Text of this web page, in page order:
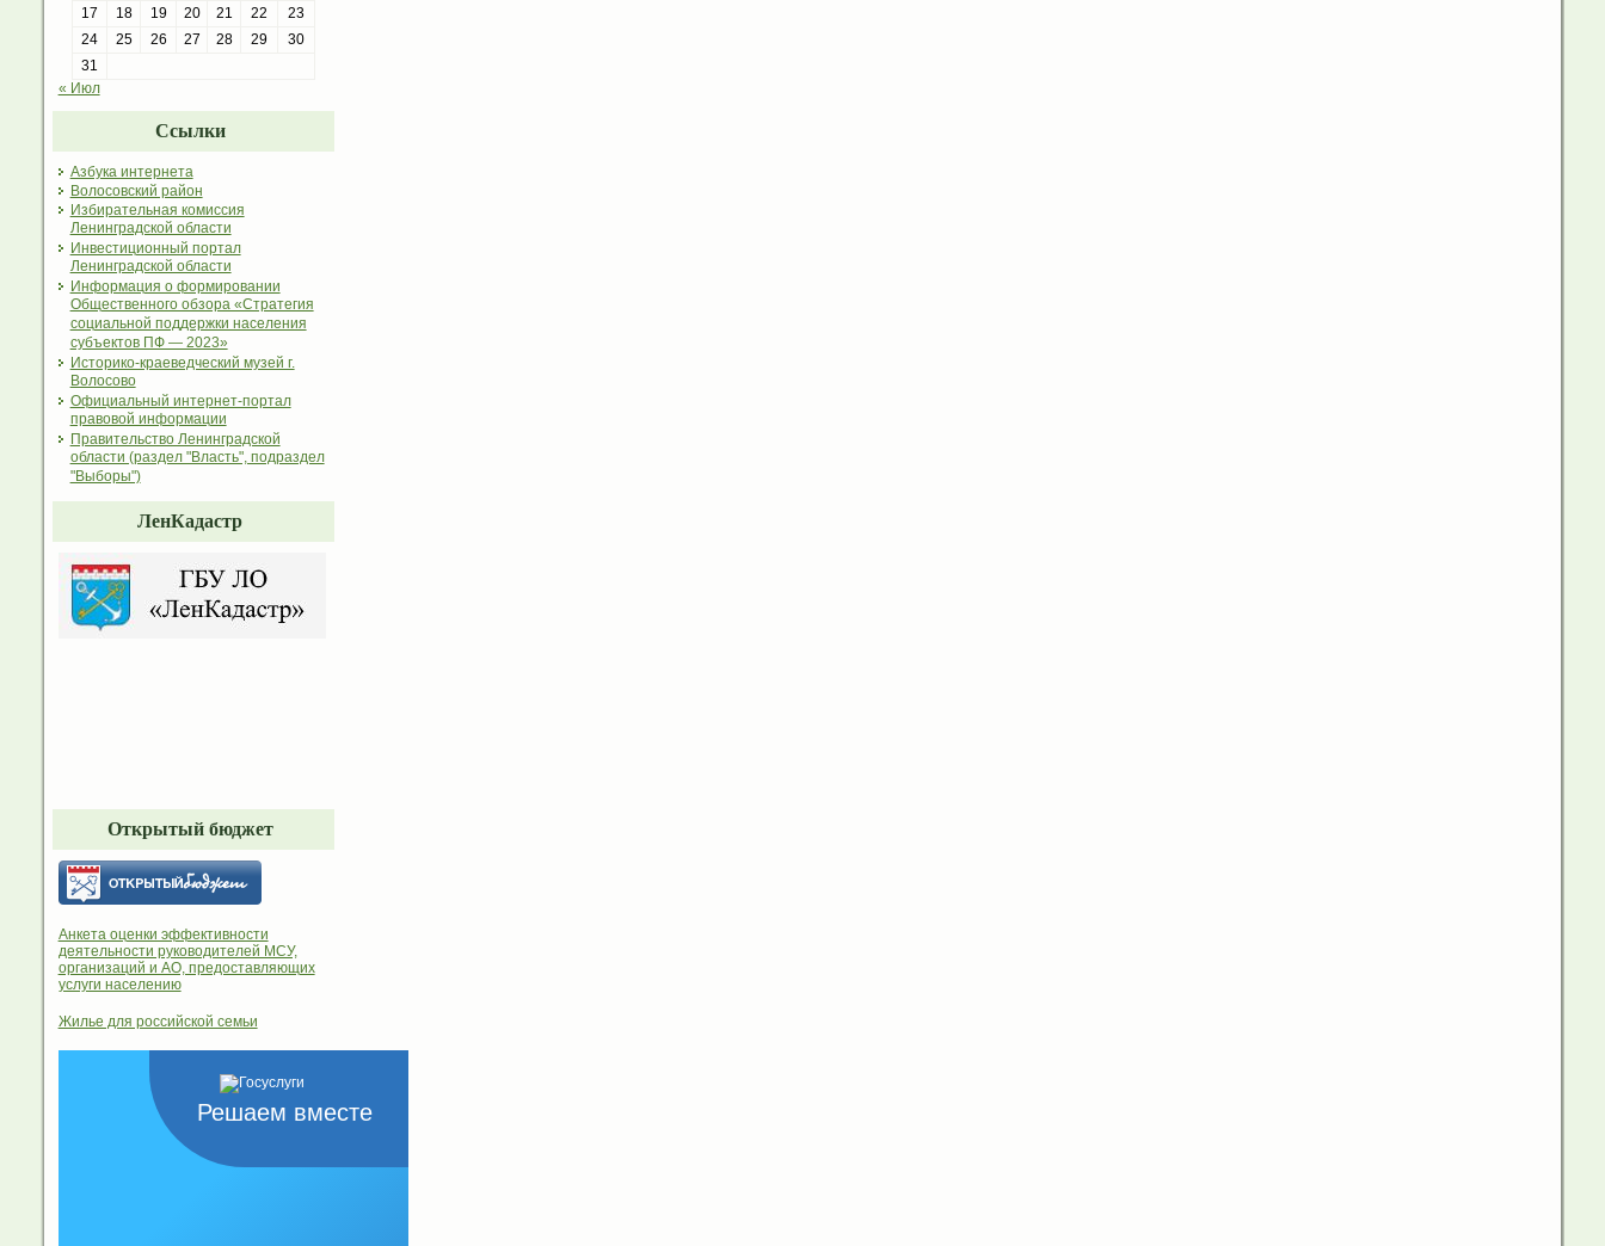
17
18 19 20 21 22
23
24
25 26 27 28 29
30
31
« Июл
Ссылки
Азбука интернета
Волосовский район
Избирательная комиссия
Ленинградской области
Инвестиционный портал
Ленинградской области
Информация о формировании
Общественного обзора «Стратегия
социальной поддержки населения
субъектов ПФ — 2023»
Историко-краеведческий музей г.
Волосово
Официальный интернет-портал
правовой информации
Правительство Ленинградской
области (раздел "Власть", подраздел
"Выборы")
ЛенКадастр
Открытый бюджет
Анкета оценки эффективности
деятельности руководителей МСУ,
организаций и АО, предоставляющих
услуги населению
Жилье для российской семьи
Решаем вместе